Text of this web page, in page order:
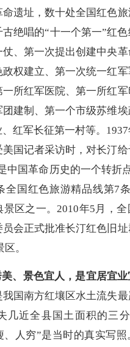
遗址，数十处全国红色
古绝唱的“十一个第一”红
、第一次提出创建中央革
权建立、第一次统一红
所红军医院、第一所红
建制、第一个市级苏维
红军长征第一村等。
国记者采访时，对长汀
中国革命历史的一个转折
全国红色旅游精品线第7
区之一。2010年5月，全
会正式批准长汀红色旧
区。
、景色宜人，是宜居宜
我国南方红壤区水土流失
几近全县国土面积的三
、人穷”是当时的真实写照